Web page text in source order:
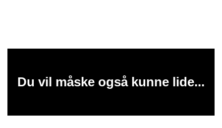
Du vil måske også kunne lide...